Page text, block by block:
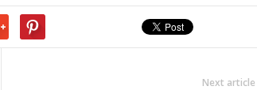
Next article